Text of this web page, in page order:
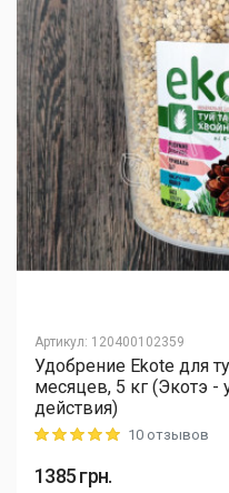
Артикул: 120400102359
Удобрение Ekote для
месяцев, 5 кг (Экотэ -
действия)
Rating: 5 out of 510 отзывов
1385грн.